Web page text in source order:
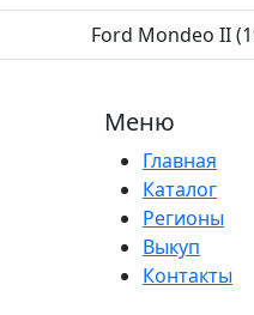
Ford Mondeo II
Меню
Главная
Каталог
Регионы
Выкуп
Контакты